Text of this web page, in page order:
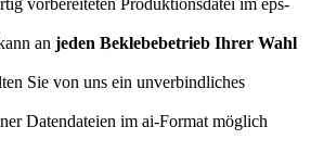
vorbereiteten Produktionsdatei im eps-
an jeden Beklebebetrieb Ihrer Wahl
Sie von uns ein unverbindliches
Datendateien im ai-Format möglich